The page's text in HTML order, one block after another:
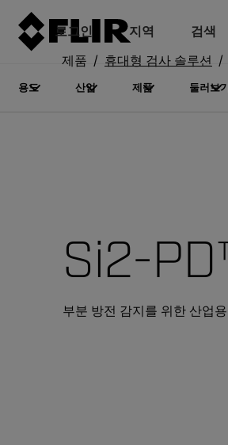
로그인 지역 검색
용도 산업 제품 둘러보기
제품 휴대형 검사 솔루션
Si2-
부분 방전 감지를 위한 산업